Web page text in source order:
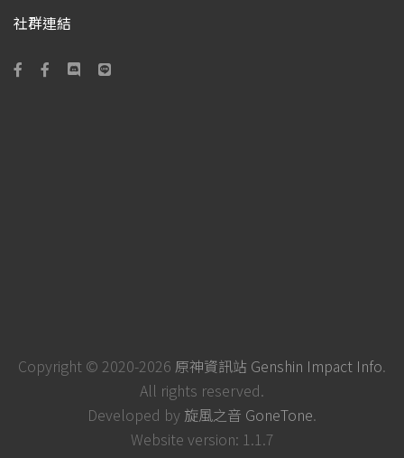
社群連結
Copyright © 2020-2026 原神資訊站 Genshin Impact Info.
All rights reserved.
Developed by 旋風之音 GoneTone.
Website version: 1.1.7